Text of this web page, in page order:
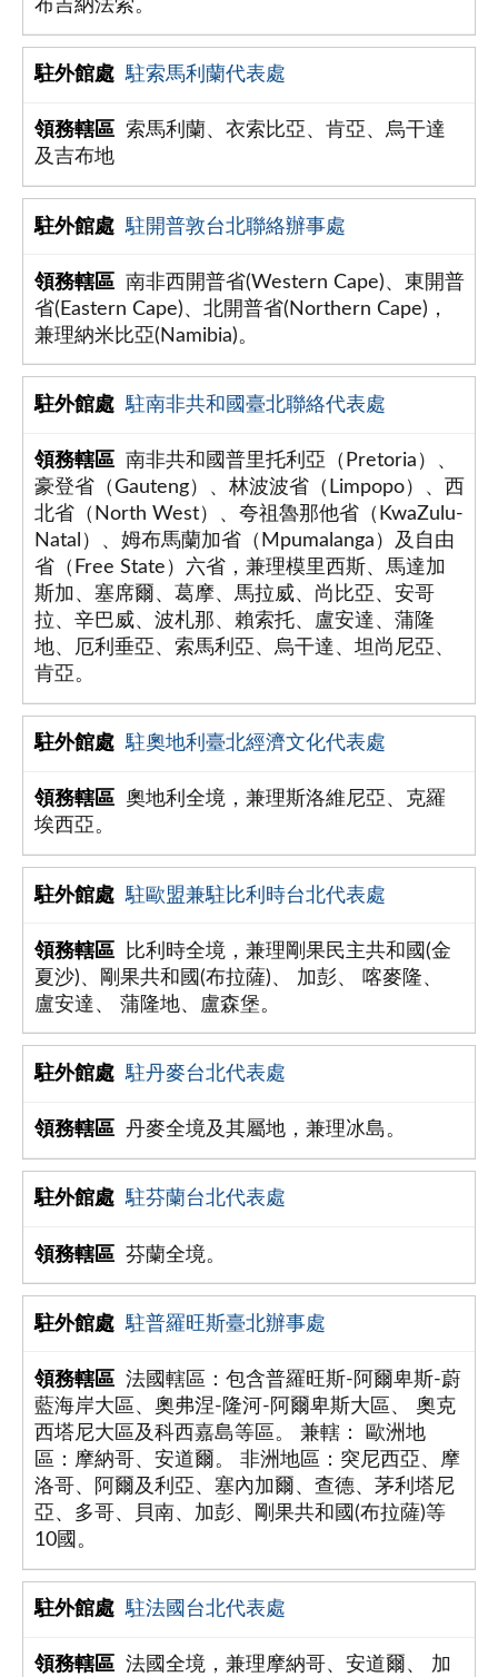
布吉納法索。
駐索馬利蘭代表處
索馬利蘭、衣索比亞、肯亞、烏干達
及吉布地
駐開普敦台北聯絡辦事處
南非西開普省(Western Cape)、東開普
省(Eastern Cape)、北開普省(Northern Cape)，
兼理納米比亞(Namibia)。
駐南非共和國臺北聯絡代表處
南非共和國普里托利亞（Pretoria）、
豪登省（Gauteng）、林波波省（Limpopo）、西
北省（North West）、夸祖魯那他省（KwaZulu-
Natal）、姆布馬蘭加省（Mpumalanga）及自由
省（Free State）六省，兼理模里西斯、馬達加
斯加、塞席爾、葛摩、馬拉威、尚比亞、安哥
拉、辛巴威、波札那、賴索托、盧安達、蒲隆
地、厄利垂亞、索馬利亞、烏干達、坦尚尼亞、
肯亞。
駐奧地利臺北經濟文化代表處
奧地利全境，兼理斯洛維尼亞、克羅
埃西亞。
駐歐盟兼駐比利時台北代表處
比利時全境，兼理剛果民主共和國(金
夏沙)、剛果共和國(布拉薩)、 加彭、 喀麥隆、
盧安達、 蒲隆地、盧森堡。
駐丹麥台北代表處
丹麥全境及其屬地，兼理冰島。
駐芬蘭台北代表處
芬蘭全境。
駐普羅旺斯臺北辦事處
法國轄區：包含普羅旺斯-阿爾卑斯-蔚
藍海岸大區、奧弗涅-隆河-阿爾卑斯大區、 奧克
西塔尼大區及科西嘉島等區。 兼轄： 歐洲地
區：摩納哥、安道爾。 非洲地區：突尼西亞、摩
洛哥、阿爾及利亞、塞內加爾、查德、茅利塔尼
亞、多哥、貝南、加彭、剛果共和國(布拉薩)等
10國。
駐法國台北代表處
法國全境，兼理摩納哥、安道爾、 加